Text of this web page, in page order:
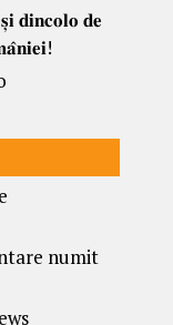
𝐝𝐢𝐧𝐜𝐨𝐥𝐨 𝐝𝐞
numit